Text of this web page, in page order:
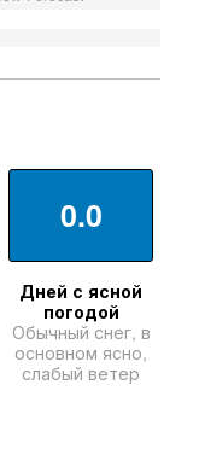
0.0
Дней с ясной
погодой
Обычный снег, в
основном ясно,
слабый ветер